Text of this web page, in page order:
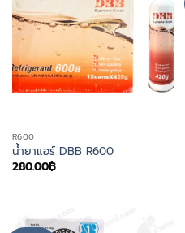
R600
น้ำยาแอร์ DBB R600
280.00฿